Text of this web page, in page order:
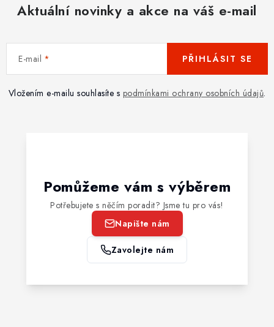
Aktuální novinky a akce na váš e-mail
E-mail
Vložením e-mailu souhlasíte s podmínkami ochrany osobních údajů.
PŘIHLÁSIT SE
Pomůžeme vám s výběrem
Potřebujete s něčím poradit? Jsme tu pro vás!
Napište nám
Zavolejte nám